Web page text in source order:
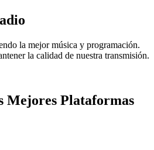
la mejor música y programación.
la calidad de nuestra transmisión.
Mejores Plataformas